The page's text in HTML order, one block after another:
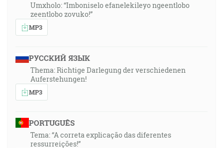
Umxholo: “Imboniselo efanelekileyo ngeentlobo
zeentlobo zovuko!”
MP3
РУССКИЙ ЯЗЫК
Thema: Richtige Darlegung der verschiedenen
Auferstehungen!
MP3
PORTUGUÊS
Tema: “A correta explicação das diferentes
ressurreições!”